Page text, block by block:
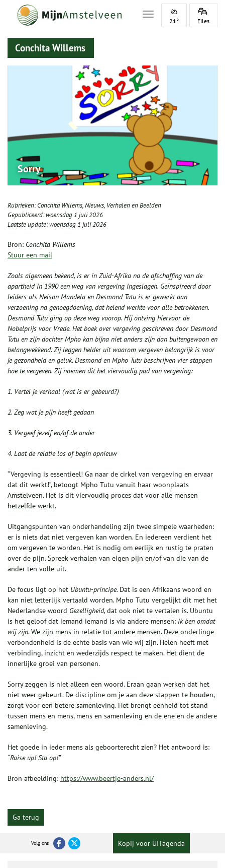
Toggle navigation
21° Files
Conchita Willems
Sorry
Rubrieken:Conchita Willems,Nieuws, Verhalen en Beelden
Gepubliceerd:woensdag 1 juli 2026
Laatste update:woensdag 1 juli 2026
Bron: Conchita Willems
Stuur een mail
Zoals algemeen bekend, is er in Zuid-Afrika na de afschaffing van de
apartheid in 1990 een weg van vergeving ingeslagen. Geïnspireerd door
leiders als Nelson Mandela en Desmond Tutu is er gewerkt aan
verzoening na genoegdoening, dat helend werkte voor alle betrokkenen.
Desmond Tutu ging op deze weg voorop. Hij ontving hiervoor de
Nobelprijs voor Vrede. Het boek over vergeving geschreven door Desmond
Tutu en zijn dochter Mpho kan bijna niet anders zijn dan buitengewoon en
belangwekkend. Zij leggen helder uit waarom vergeven belangrijk is voor
je gezondheid en geluk. Desmond en Mpho Tutu beschrijven vier stappen
hoe te vergeven. Zij noemen dit het viervoudig pad van vergeving:
1. Vertel je verhaal (wat is er gebeurd?)
2. Zeg wat je pijn heeft gedaan
3. Vergeef jezelf en/of de ander
4. Laat de relatie los of begin opnieuw
“Vergeving is essentieel! Ga naar de cirkel van vergeving en ervaar
dat dit werkt!”, betoogt Mpho Tutu vanuit haar woonplaats
Amstelveen. Het is dit viervoudig proces dat voor alle mensen
hetzelfde werkt.
Uitgangspunten van onderhandeling zijn twee simpele waarheden:
er is niets dat niet vergeven kan worden. En iedereen verdient het
om vergeven te worden. Het is nodig om eerlijk en rustig te praten
over de pijn. Spreek verhalen van eigen pijn en/of van die van de
ander ten volle uit.
De focus ligt op het Ubuntu-principe. Dat is een Afrikaans woord en
kan niet letterlijk vertaald worden. Mpho Tutu vergelijkt dit met het
Nederlandse woord Gezelligheid, dat ook niet te vertalen is. Ubuntu
is het geloof dat iemand iemand is via andere mensen: ik ben omdat
wij zijn. We zijn mens in relatie tot andere mensen. Deze onderlinge
verbondenheid is de echte basis van wie wij zijn. Helen heeft met
verbinding, inzicht en wederzijds respect te maken. Het dient de
innerlijke groei van personen.
Sorry zeggen is niet alleen een woord. Eraan gaan werken dat het
niet weer gebeurt. De discipline om je aan deze stappen te houden,
zorgt voor een betere samenleving. Het brengt eenheid tot stand
tussen mens en mens, mens en samenleving en de ene en de andere
samenleving.
Het goede in ieder mens als geboorterecht zien? Het antwoord is:
“Raise up! Sta op!”
Bron afbeelding: https://www.beertje-anders.nl/
Ga terug
Volg ons Kopij voor UITagenda